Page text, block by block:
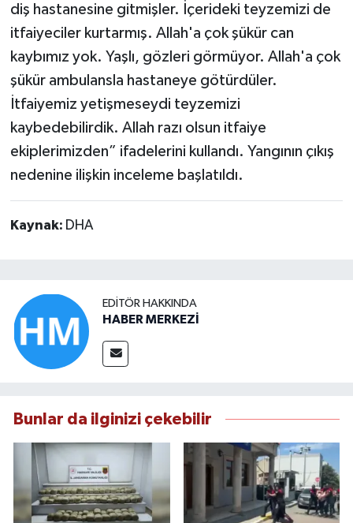
diş hastanesine gitmişler. İçerideki teyzemizi de
itfaiyeciler kurtarmış. Allah'a çok şükür can
kaybımız yok. Yaşlı, gözleri görmüyor. Allah'a çok
şükür ambulansla hastaneye götürdüler.
İtfaiyemiz yetişmeseydi teyzemizi
kaybedebilirdik. Allah razı olsun itfaiye
ekiplerimizden” ifadelerini kullandı. Yangının çıkış
nedenine ilişkin inceleme başlatıldı.
Kaynak: DHA
EDITÖR HAKKINDA
HABER MERKEZİ
Bunlar da ilginizi çekebilir